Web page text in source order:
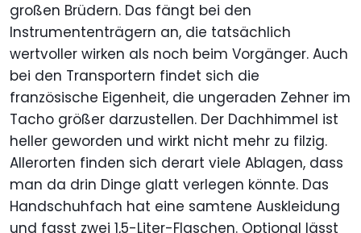
großen Brüdern. Das fängt bei den
Instrumententrägern an, die tatsächlich
wertvoller wirken als noch beim Vorgänger. Auch
bei den Transportern findet sich die
französische Eigenheit, die ungeraden Zehner im
Tacho größer darzustellen. Der Dachhimmel ist
heller geworden und wirkt nicht mehr zu filzig.
Allerorten finden sich derart viele Ablagen, dass
man da drin Dinge glatt verlegen könnte. Das
Handschuhfach hat eine samtene Auskleidung
und fasst zwei 1,5-Liter-Flaschen. Optional lässt